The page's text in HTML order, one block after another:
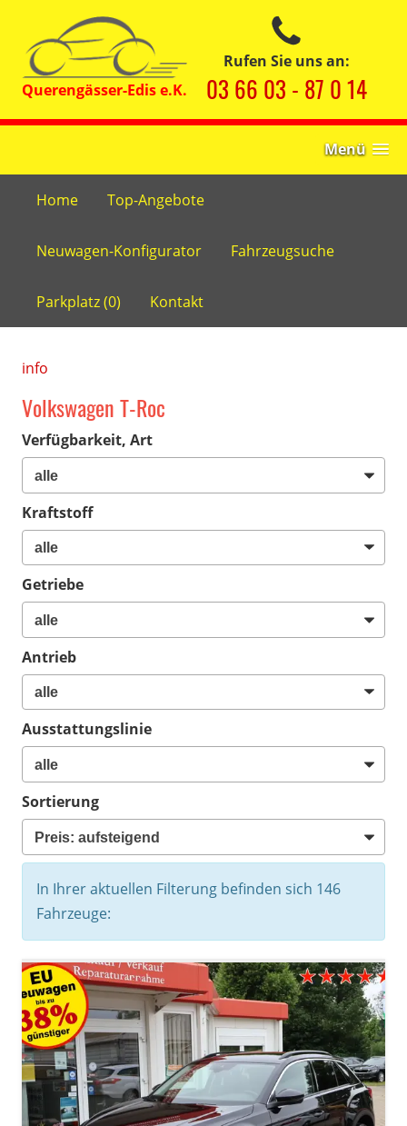
Rufen Sie uns an:
03 66 03 - 87 0 14
Menü
Home Top-Angebote
Neuwagen-Konfigurator Fahrzeugsuche
Parkplatz (0) Kontakt
info
Volkswagen T-Roc
Verfügbarkeit, Art
Kraftstoff
Getriebe
Antrieb
Ausstattungslinie
Sortierung
In Ihrer aktuellen Filterung befinden sich 146
Fahrzeuge: